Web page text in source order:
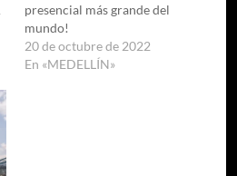
presencial más grande del
mundo!
20 de octubre de 2022
En «MEDELLÍN»